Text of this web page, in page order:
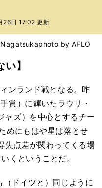
26日 17:02 更新
photo by AFLO
】
ンランド戦となる。昨
賞）に輝いたラウリ・
ャズ）を中心とするチー
めにもはや星は落とせ
失点差が関わってくる場
くということだ。
（ドイツと）同じように